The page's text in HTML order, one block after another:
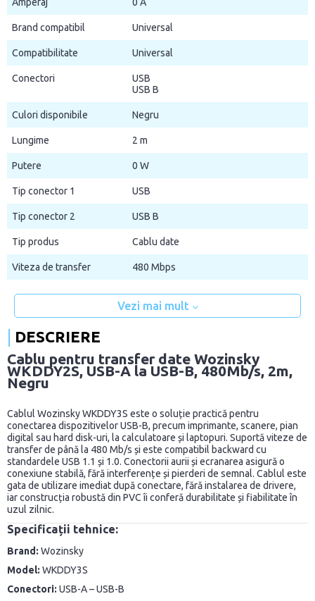
Brand compatibil Universal
Compatibilitate Universal
Conectori
USB
USB B
Culori disponibile Negru
Lungime 2 m
Putere 0 W
Tip conector 1 USB
Tip conector 2 USB B
Tip produs Cablu date
Viteza de transfer 480 Mbps
Vezi mai mult
DESCRIERE
Cablu pentru transfer date Wozinsky
WKDDY2S, USB-A la USB-B, 480Mb/s, 2m,
Negru
Cablul Wozinsky WKDDY3S este o soluție practică pentru
conectarea dispozitivelor USB-B, precum imprimante, scanere, pian
digital sau hard disk-uri, la calculatoare și laptopuri. Suportă viteze de
transfer de până la 480 Mb/s și este compatibil backward cu
standardele USB 1.1 și 1.0. Conectorii aurii și ecranarea asigură o
conexiune stabilă, fără interferențe și pierderi de semnal. Cablul este
gata de utilizare imediat după conectare, fără instalarea de drivere,
iar construcția robustă din PVC îi conferă durabilitate și fiabilitate în
uzul zilnic.
Specificații tehnice:
Brand: Wozinsky
Model: WKDDY3S
Conectori: USB-A – USB-B